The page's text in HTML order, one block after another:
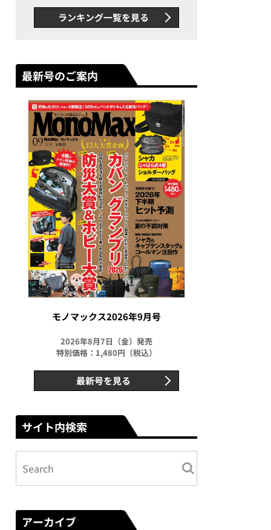
新ムーブメントの衝撃
ランキング一覧を見る
最新号のご案内
モノマックス2026年9月号
2026年8月7日（金）発売
特別価格：1,480円（税込）
最新号を見る
サイト内検索
アーカイブ